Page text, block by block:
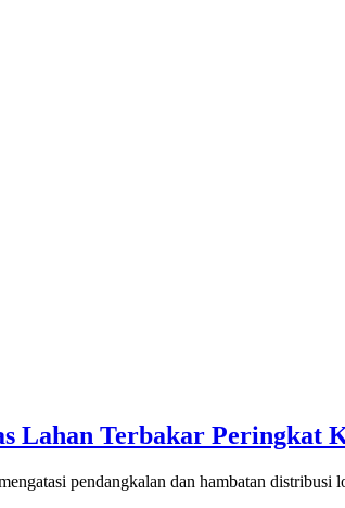
Lahan Terbakar Peringkat